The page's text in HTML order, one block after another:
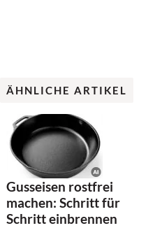
ÄHNLICHE ARTIKEL
Gusseisen rostfrei
machen: Schritt für
Schritt einbrennen